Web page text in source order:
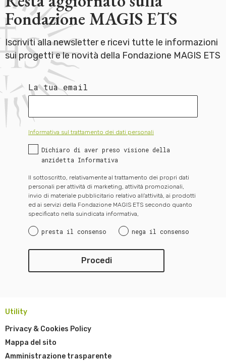
Fondazione MAGIS ETS
Iscriviti alla newsletter e ricevi tutte le informazioni
sui progetti e le novità della Fondazione MAGIS ETS
La tua email
Informativa sul trattamento dei dati personali
Dichiaro di aver preso visione della
anzidetta Informativa
Il sottoscritto, relativamente al trattamento dei propri dati
personali per attività di marketing, attività promozionali,
invio di materiale pubblicitario relativo all’attività, ai prodotti
ed ai servizi della Fondazione MAGIS ETS secondo quanto
specificato nella suindicata informativa,
presta il consenso nega il consenso
Utility
Privacy & Cookies Policy
Mappa del sito
Amministrazione trasparente